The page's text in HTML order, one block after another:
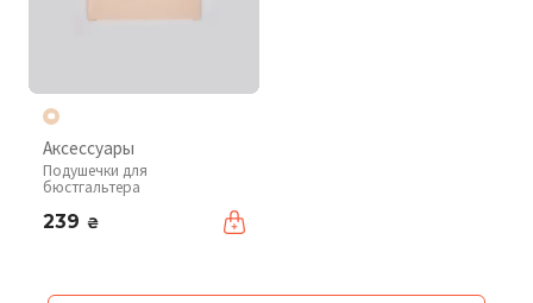
Аксессуары
Подушечки для
бюстгальтера
239 ₴